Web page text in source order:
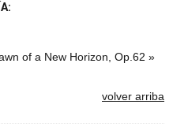
of a New Horizon, Op.62 »
volver arriba